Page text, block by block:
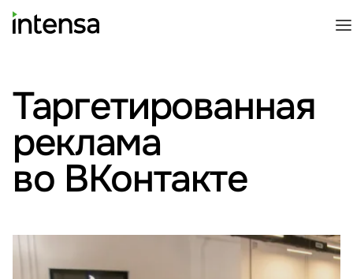
Таргетированная
реклама
во ВКонтакте